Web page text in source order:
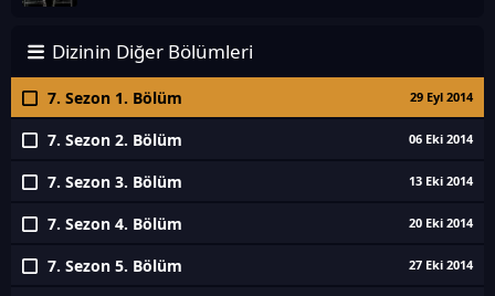
Dizinin Diğer Bölümleri
7. Sezon 1. Bölüm 29 Eyl 2014
7. Sezon 2. Bölüm 06 Eki 2014
7. Sezon 3. Bölüm 13 Eki 2014
7. Sezon 4. Bölüm 20 Eki 2014
7. Sezon 5. Bölüm 27 Eki 2014